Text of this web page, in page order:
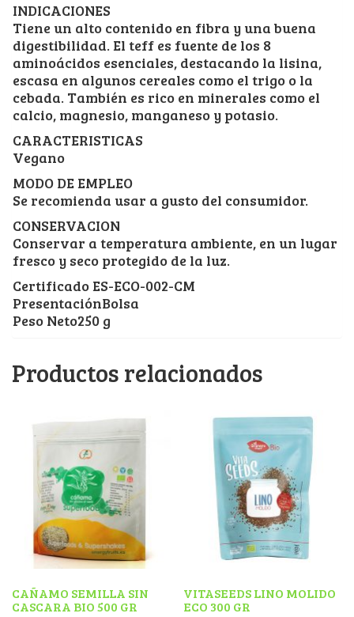
INDICACIONES
Tiene un alto contenido en fibra y una buena
digestibilidad. El teff es fuente de los 8
aminoácidos esenciales, destacando la lisina,
escasa en algunos cereales como el trigo o la
cebada. También es rico en minerales como el
calcio, magnesio, manganeso y potasio.
CARACTERISTICAS
Vegano
MODO DE EMPLEO
Se recomienda usar a gusto del consumidor.
CONSERVACION
Conservar a temperatura ambiente, en un lugar
fresco y seco protegido de la luz.
Certificado ES-ECO-002-CM
PresentaciónBolsa
Peso Neto250 g
Productos relacionados
CAÑAMO SEMILLA SIN
CASCARA BIO 500 GR
VITASEEDS LINO MOLIDO
ECO 300 GR